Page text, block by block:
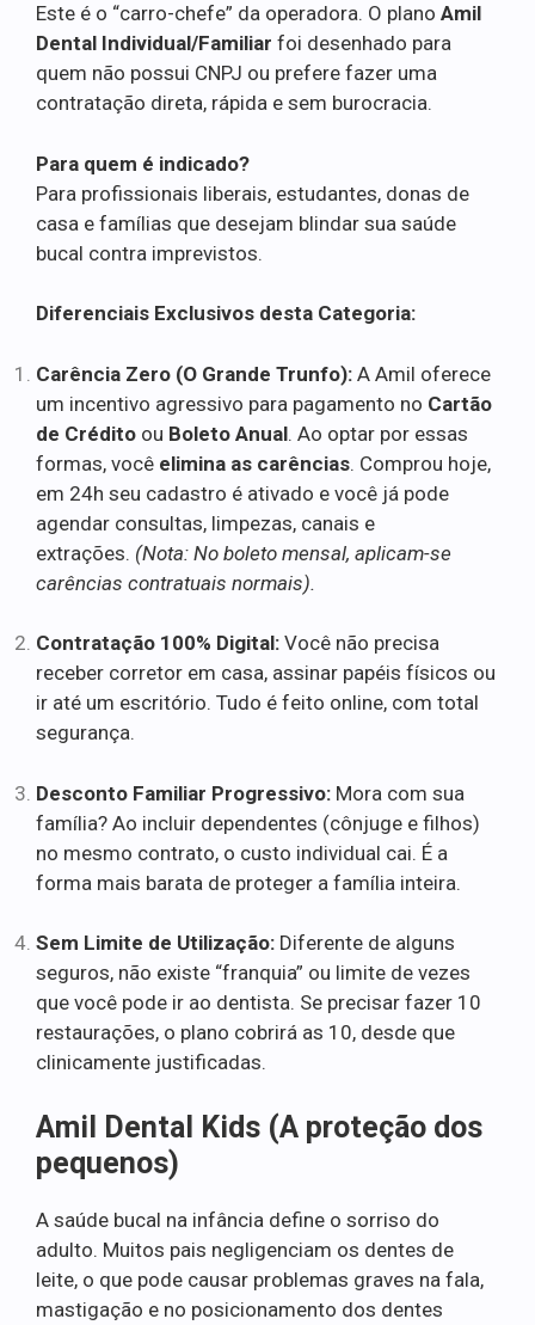
Este é o “carro-chefe” da operadora. O plano Amil
Dental Individual/Familiar foi desenhado para
quem não possui CNPJ ou prefere fazer uma
contratação direta, rápida e sem burocracia.
Para quem é indicado?
Para profissionais liberais, estudantes, donas de
casa e famílias que desejam blindar sua saúde
bucal contra imprevistos.
Diferenciais Exclusivos desta Categoria:
Carência Zero (O Grande Trunfo): A Amil oferece
um incentivo agressivo para pagamento no Cartão
de Crédito ou Boleto Anual. Ao optar por essas
formas, você elimina as carências. Comprou hoje,
em 24h seu cadastro é ativado e você já pode
agendar consultas, limpezas, canais e
extrações. (Nota: No boleto mensal, aplicam-se
carências contratuais normais).
Contratação 100% Digital: Você não precisa
receber corretor em casa, assinar papéis físicos ou
ir até um escritório. Tudo é feito online, com total
segurança.
Desconto Familiar Progressivo: Mora com sua
família? Ao incluir dependentes (cônjuge e filhos)
no mesmo contrato, o custo individual cai. É a
forma mais barata de proteger a família inteira.
Sem Limite de Utilização: Diferente de alguns
seguros, não existe “franquia” ou limite de vezes
que você pode ir ao dentista. Se precisar fazer 10
restaurações, o plano cobrirá as 10, desde que
clinicamente justificadas.
Amil Dental Kids (A proteção dos
pequenos)
A saúde bucal na infância define o sorriso do
adulto. Muitos pais negligenciam os dentes de
leite, o que pode causar problemas graves na fala,
mastigação e no posicionamento dos dentes